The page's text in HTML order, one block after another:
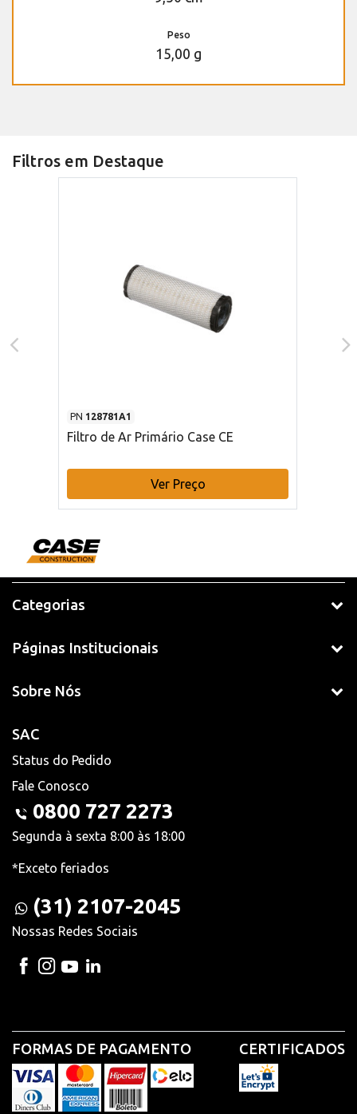
Peso
15,00 g
Filtros em Destaque
PN 128781A1
Filtro de Ar Primário Case CE
Ver Preço
Categorias
Páginas Institucionais
Sobre Nós
SAC
Status do Pedido
Fale Conosco
0800 727 2273
Segunda à sexta 8:00 às 18:00
*Exceto feriados
(31) 2107-2045
Nossas Redes Sociais
FORMAS DE PAGAMENTO CERTIFICADOS